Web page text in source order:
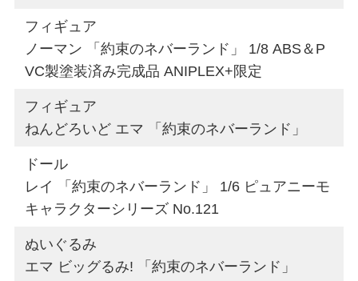
フィギュア
ノーマン 「約束のネバーランド」 1/8 ABS＆P
VC製塗装済み完成品 ANIPLEX+限定
フィギュア
ねんどろいど エマ 「約束のネバーランド」
ドール
レイ 「約束のネバーランド」 1/6 ピュアニーモ
キャラクターシリーズ No.121
ぬいぐるみ
エマ ビッグるみ! 「約束のネバーランド」